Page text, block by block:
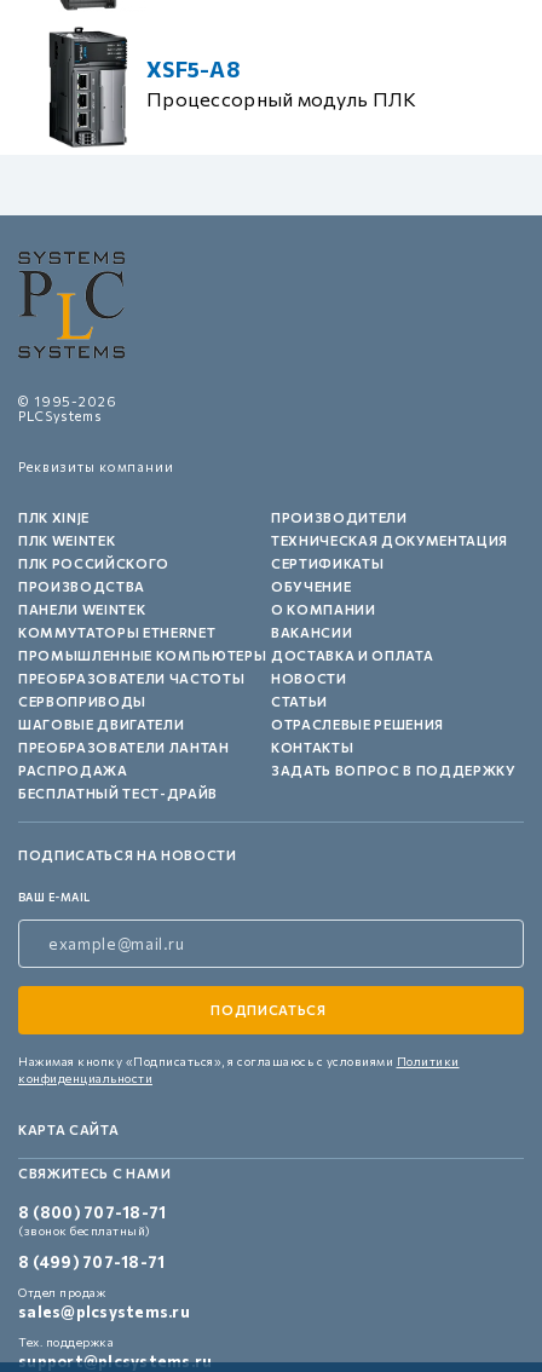
XSF5-A8
Процессорный модуль ПЛК
© 1995-2026
PLCSystems
Реквизиты компании
ПЛК XINJE
ПЛК WEINTEK
ПЛК РОССИЙСКОГО
ПРОИЗВОДСТВА
ПАНЕЛИ WEINTEK
КОММУТАТОРЫ ETHERNET
ПРОМЫШЛЕННЫЕ КОМПЬЮТЕРЫ
ПРЕОБРАЗОВАТЕЛИ ЧАСТОТЫ
СЕРВОПРИВОДЫ
ШАГОВЫЕ ДВИГАТЕЛИ
ПРЕОБРАЗОВАТЕЛИ ЛАНТАН
РАСПРОДАЖА
БЕСПЛАТНЫЙ ТЕСТ-ДРАЙВ
ПРОИЗВОДИТЕЛИ
ТЕХНИЧЕСКАЯ ДОКУМЕНТАЦИЯ
СЕРТИФИКАТЫ
ОБУЧЕНИЕ
О КОМПАНИИ
ВАКАНСИИ
ДОСТАВКА И ОПЛАТА
НОВОСТИ
СТАТЬИ
ОТРАСЛЕВЫЕ РЕШЕНИЯ
КОНТАКТЫ
ЗАДАТЬ ВОПРОС В ПОДДЕРЖКУ
ПОДПИСАТЬСЯ НА НОВОСТИ
ВАШ E-MAIL
Нажимая кнопку «Подписаться», я соглашаюсь с условиями Политики
конфиденциальности
КАРТА САЙТА
СВЯЖИТЕСЬ С НАМИ
8 (800) 707-18-71
(звонок бесплатный)
8 (499) 707-18-71
Отдел продаж
sales@plcsystems.ru
Тех. поддержка
support@plcsystems.ru